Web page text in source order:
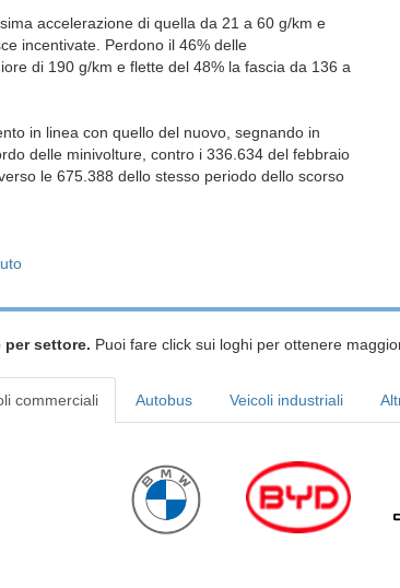
accelerazione di quella da 21 a 60 g/km e
incentivate. Perdono il 46% delle
di 190 g/km e flette del 48% la fascia da 136 a
in linea con quello del nuovo, segnando in
delle minivolture, contro i 336.634 del febbraio
le 675.388 dello stesso periodo dello scorso
per settore. Puoi fare click sui loghi per ottenere
commerciali Autobus Veicoli industriali